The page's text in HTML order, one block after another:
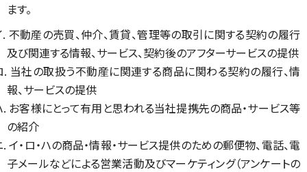
ます。
. 不動産の売買、仲介、賃貸、管理等の取引に関する契約の履行
及び関連する情報、サービス、契約後のアフターサービスの提供
. 当社の取扱う不動産に関連する商品に関わる契約の履行、情
報、サービスの提供
. お客様にとって有用と思われる当社提携先の商品・サービス等
の紹介
. イ・ロ・ハの商品・情報・サービス提供のための郵便物、電話、電
子メールなどによる営業活動及びマーケティング（アンケートの